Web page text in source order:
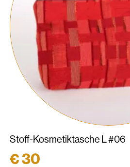
Stoff-Kosmetiktasche L #06
€30